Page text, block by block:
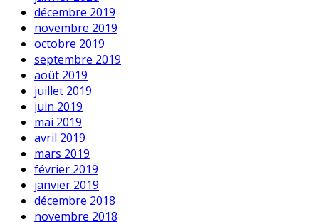
décembre 2019
novembre 2019
octobre 2019
septembre 2019
août 2019
juillet 2019
juin 2019
mai 2019
avril 2019
mars 2019
février 2019
janvier 2019
décembre 2018
novembre 2018